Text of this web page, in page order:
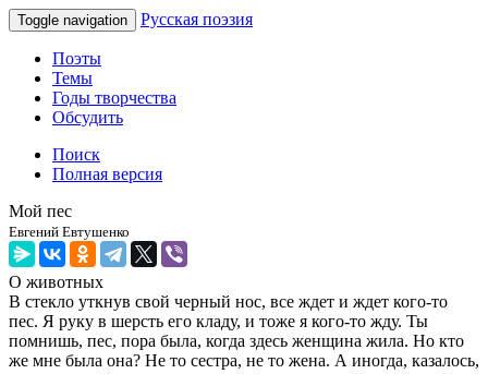
Toggle navigation Русская поэзия
Поэты
Темы
Годы творчества
Обсудить
Поиск
Полная версия
Мой пес
Евгений Евтушенко
О животных
В стекло уткнув свой черный нос, все ждет и ждет кого-то
пес. Я руку в шерсть его кладу, и тоже я кого-то жду. Ты
помнишь, пес, пора была, когда здесь женщина жила. Но кто
же мне была она? Не то сестра, не то жена. А иногда, казалось,